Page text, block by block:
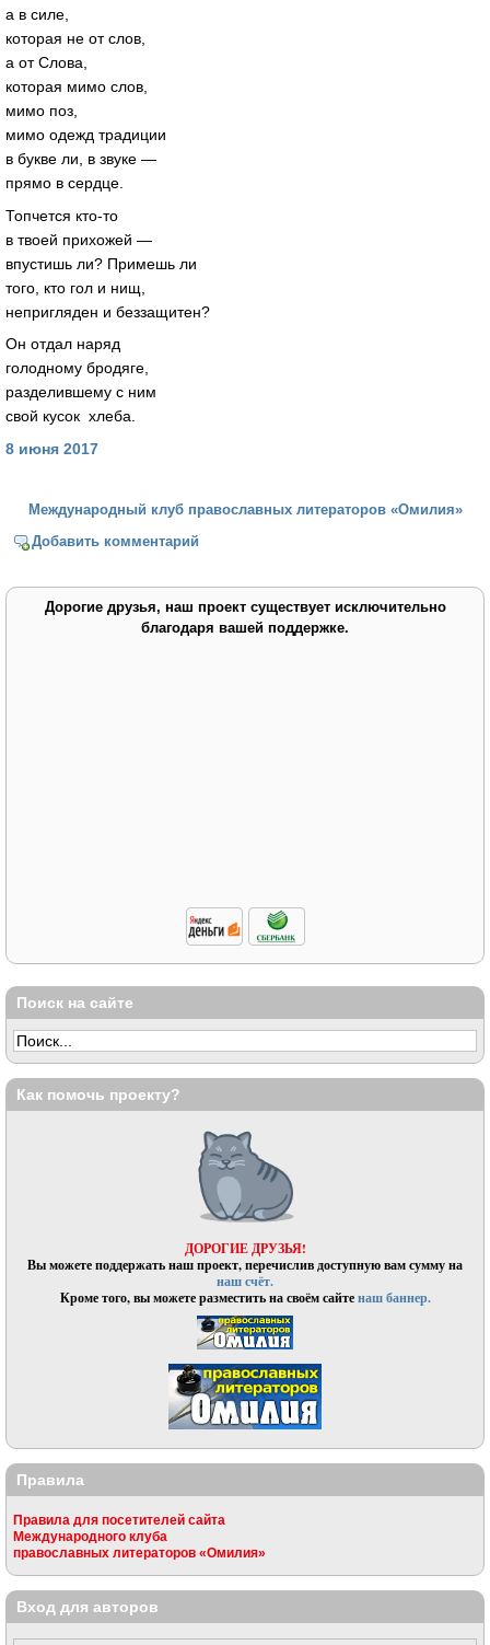
а в силе,
которая не от слов,
а от Слова,
которая мимо слов,
мимо поз,
мимо одежд традиции
в букве ли, в звуке —
прямо в сердце.
Топчется кто-то
в твоей прихожей —
впустишь ли? Примешь ли
того, кто гол и нищ,
непригляден и беззащитен?
Он отдал наряд
голодному бродяге,
разделившему с ним
свой кусок хлеба.
8 июня 2017
Международный клуб православных литераторов «Омилия»
Добавить комментарий
Дорогие друзья, наш проект существует исключительно
благодаря вашей поддержке.
Поиск на сайте
Как помочь проекту?
ДОРОГИЕ ДРУЗЬЯ!
Вы можете поддержать наш проект, перечислив доступную вам сумму на
наш счёт.
Кроме того, вы можете разместить на своём сайтенаш баннер.
Правила
Правила для посетителей сайта
Международного клуба
православных литераторов «Омилия»
Вход для авторов